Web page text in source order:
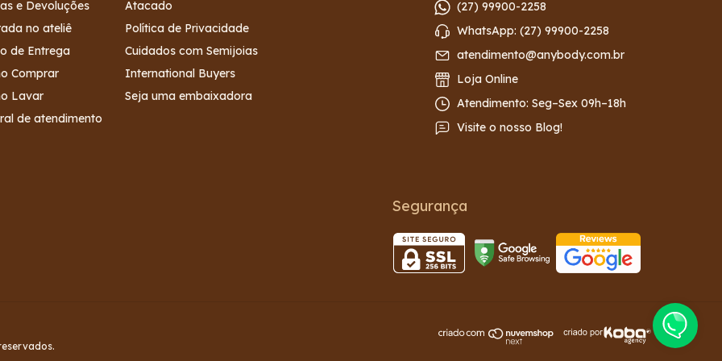
e Devoluções
no ateliê
de Entrega
Comprar
Lavar
de atendimento
Atacado
Política de Privacidade
Cuidados com Semijoias
International Buyers
Seja uma embaixadora
(27) 99900-2258
WhatsApp: (27) 99900-2258
atendimento@anybody.com.br
Loja Online
Atendimento: Seg–Sex 09h–18h
Visite o nosso Blog!
Segurança